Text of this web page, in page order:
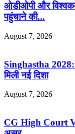
ओडीओपी और
पहुंचाने की...
August 7, 2026
Singhastha 2028:
मिली नई दिशा
August 7, 2026
CG High Court